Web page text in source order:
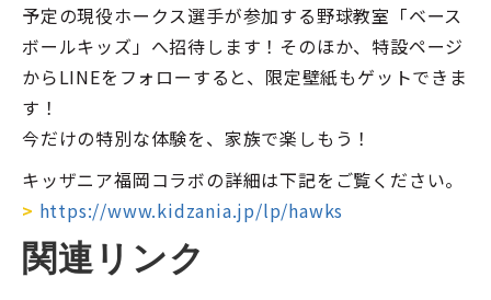
予定の現役ホークス選手が参加する野球教室「ベース
ボールキッズ」へ招待します！そのほか、特設ページ
からLINEをフォローすると、限定壁紙もゲットできま
す！
今だけの特別な体験を、家族で楽しもう！
キッザニア福岡コラボの詳細は下記をご覧ください。
> https://www.kidzania.jp/lp/hawks
関連リンク